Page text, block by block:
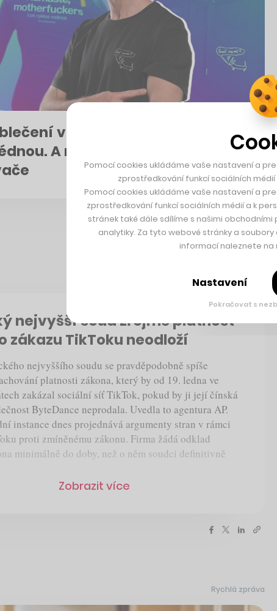
vás řidiči aut na kole
A možná rovnou pustí
Rychlá zpráva
nejvyšší soud zřejmě platnost
zákazu TikToku neodloží
nejvyššího soudu se pravděpodobně spíše
platnosti zákona, který by od 19. ledna ve
zakázal sociální síť TikTok, pokud by ji její čínská
ByteDance neprodala. Uvedla to agentura AP.
instance dnes projednává argumenty stran v rámci
proti zmíněnému zákonu. Firma žádá odklad
minimálně do doby, než o něm soudci definitivně
Zobrazit více
Rychlá zpráva
Pomocí cookies ukládáme vaše nastavení a
zprostředkování funkcí sociálních
Pomocí cookies ukládáme vaše nastavení a
zprostředkování funkcí sociálních médií a k
stránek také dále sdílíme s našimi
analytiky. Za tyto webové stránky a
informací naleznete na
Nastavení
Pokračovat s